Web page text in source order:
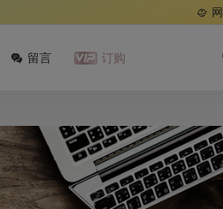
留言 订购